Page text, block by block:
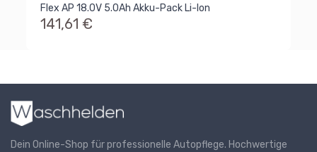
Flex AP 18.0V 5.0Ah Akku-Pack Li-Ion
141,61 €
Dein Online-Shop für professionelle Autopflege. Hochwertige